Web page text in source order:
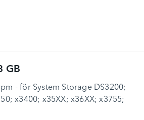
GB
- för System Storage DS3200;
x3400; x35XX; x36XX; x3755;